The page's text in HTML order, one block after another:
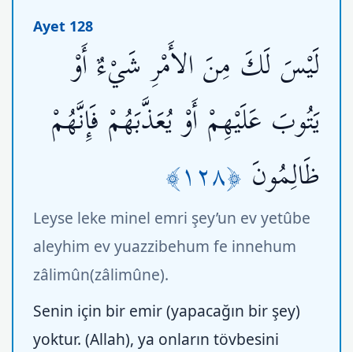
Ayet 128
لَيْسَ لَكَ مِنَ الأَمْرِ شَيْءٌ أَوْ
يَتُوبَ عَلَيْهِمْ أَوْ يُعَذَّبَهُمْ فَإِنَّهُمْ
ظَالِمُونَ ﴿١٢٨﴾
Leyse leke minel emri şey’un ev yetûbe
aleyhim ev yuazzibehum fe innehum
zâlimûn(zâlimûne).
Senin için bir emir (yapacağın bir şey)
yoktur. (Allah), ya onların tövbesini